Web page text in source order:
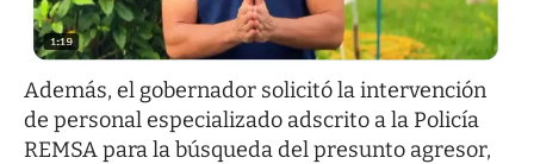
Además, el gobernador solicitó la intervención
de personal especializado adscrito a la Policía
REMSA para la búsqueda del presunto agresor,